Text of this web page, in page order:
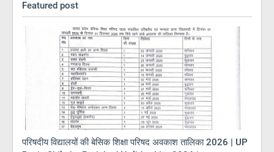
Featured post
परिषदीय विद्यालयों की बेसिक शिक्षा परिषद अवकाश तालिका 2026 | UP